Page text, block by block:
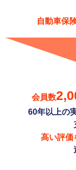
自動車保
会員数
60年以上の
高い評価